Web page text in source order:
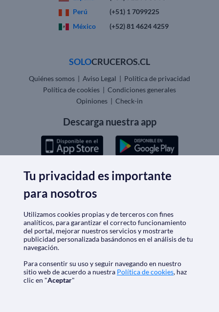
Perú
(+51) 1 7099225
México
(+52) 81 4624 4259
SOLOCRUCEROS.CL
Quiénes somos | Aviso Legal | Política de privacidad
Política de cookies | Condiciones generales
Opiniones | Check-in
Descarga nuestra app
Nos acreditan
SoloCruceros.cl - Agencia de viajes online con número de
Tu privacidad es importante
para nosotros
Utilizamos cookies propias y de terceros con fines
analíticos, para garantizar el correcto funcionamiento
del portal, mejorar nuestros servicios y mostrarte
publicidad personalizada basándonos en el análisis de tu
navegación.
Para consentir su uso y seguir navegando en nuestro
sitio web de acuerdo a nuestra Política de cookies, haz
clic en "Aceptar"